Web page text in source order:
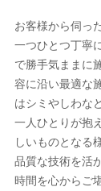
お客様から伺っ
一つひとつ丁寧
で勝手気ままに
容に沿い最適な
はシミやしわな
一人ひとりが抱
しいものとなる
品質な技術を活
時間を心からご